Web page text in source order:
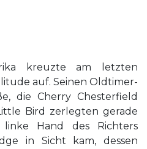
kreuzte am letzten
auf. Seinen Oldtimer-
die Cherry Chesterfield
Bird zerlegten gerade
linke Hand des Richters
in Sicht kam, dessen